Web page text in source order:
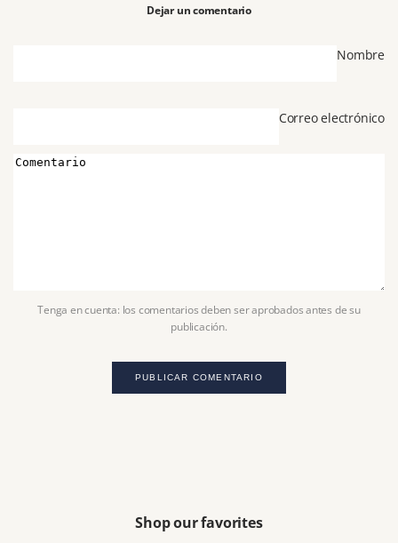
Dejar un comentario
Nombre
Correo electrónico
Tenga en cuenta: los comentarios deben ser aprobados antes de su
publicación.
PUBLICAR COMENTARIO
Shop our favorites